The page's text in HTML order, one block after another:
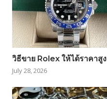
วิธีขาย Rolex ให้ได้ราคาสูง
July 28, 2026